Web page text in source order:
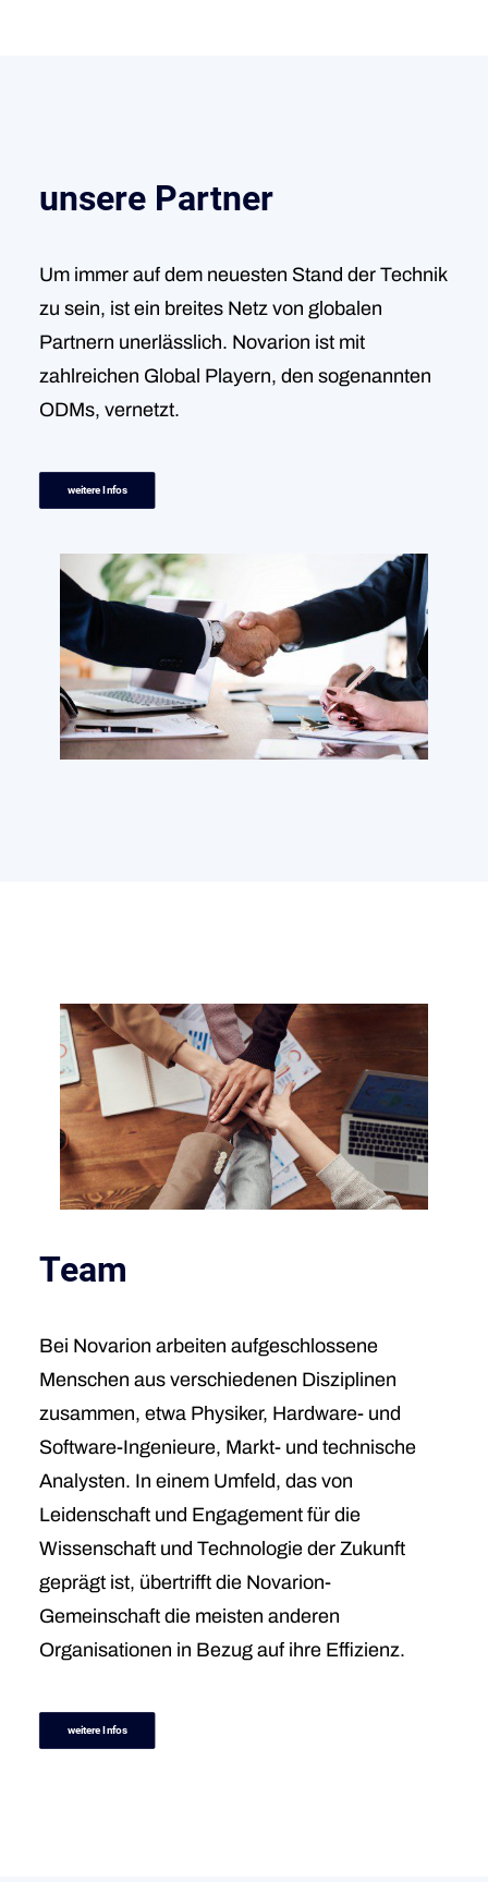
unsere Partner
Um immer auf dem neuesten Stand der Technik
zu sein, ist ein breites Netz von globalen
Partnern unerlässlich. Novarion ist mit
zahlreichen Global Playern, den sogenannten
ODMs, vernetzt.
weitere Infos
Team
Bei Novarion arbeiten aufgeschlossene
Menschen aus verschiedenen Disziplinen
zusammen, etwa Physiker, Hardware- und
Software-Ingenieure, Markt- und technische
Analysten. In einem Umfeld, das von
Leidenschaft und Engagement für die
Wissenschaft und Technologie der Zukunft
geprägt ist, übertrifft die Novarion-
Gemeinschaft die meisten anderen
Organisationen in Bezug auf ihre Effizienz.
weitere Infos